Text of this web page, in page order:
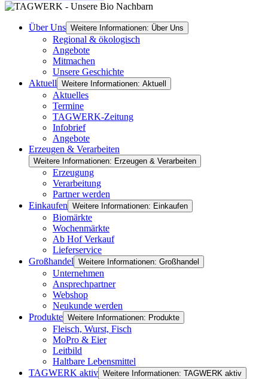
Über Uns Weitere Informationen: Über Uns
Regional & ökologisch
Angebote
Mitmachen
Unsere Geschichte
Aktuell Weitere Informationen: Aktuell
Aktuelles
Termine
TAGWERK-Zeitung
Infobrief
Angebote
Erzeugen & Verarbeiten
Weitere Informationen: Erzeugen & Verarbeiten
Erzeugung
Verarbeitung
Partner werden
Einkaufen Weitere Informationen: Einkaufen
Biomärkte
Wochenmärkte
Ab Hof Verkauf
Lieferservice
Großhandel Weitere Informationen: Großhandel
Unternehmen
Ansprechpartner
Webshop
Neukunde werden
Produkte Weitere Informationen: Produkte
Fleisch, Wurst, Fisch
MoPro & Eier
Leitbild
Haltbare Lebensmittel
TAGWERK aktiv Weitere Informationen: TAGWERK aktiv